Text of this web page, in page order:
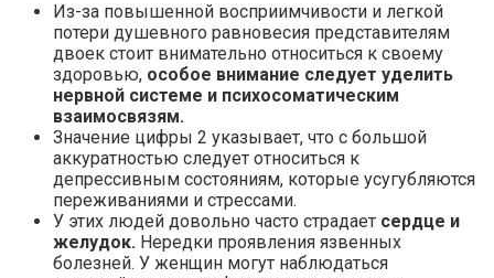
Из-за повышенной восприимчивости и легкой
потери душевного равновесия представителям
двоек стоит внимательно относиться к своему
здоровью, особое внимание следует уделить
нервной системе и психосоматическим
взаимосвязям.
Значение цифры 2 указывает, что с большой
аккуратностью следует относиться к
депрессивным состояниям, которые усугубляются
переживаниями и стрессами.
У этих людей довольно часто страдает сердце и
желудок. Нередки проявления язвенных
болезней. У женщин могут наблюдаться